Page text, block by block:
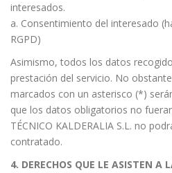
interesados.
a. Consentimiento del interesado
RGPD)
Asimismo, todos los datos
prestación del servicio. No
marcados con un asterisco (*)
que los datos obligatorios no
TÉCNICO KALDERALIA S.L. no
contratado.
4. DERECHOS QUE LE ASISTEN A